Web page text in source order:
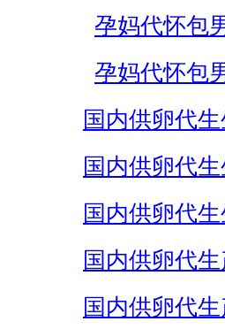
孕妈代怀包
孕妈代怀包
国内供卵代
国内供卵代
国内供卵代
国内供卵代
国内供卵代